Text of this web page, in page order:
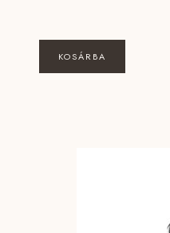
KOSÁRBA